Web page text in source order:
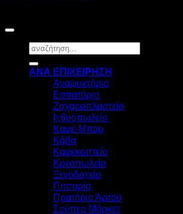
Αναζήτηση
για:
ΑΝΑ ΕΠΙΧΕΙΡΗΣΗ
Αναψυκτήριο
Εστιατόριο
Ζαχαροπλαστείο
Ιχθυοπωλείο
Καφέ-Μπαρ
Κάβα
Καφεκοπτείο
Κρεοπωλείο
Ξενοδοχείο
Πιτσαρία
Πρατήριο Άρτου
Σούπερ Μάρκετ